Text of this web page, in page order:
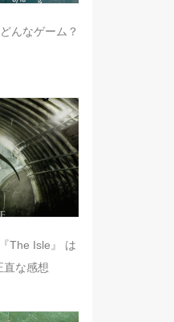
んなゲーム？
The Isle』 は
直な感想